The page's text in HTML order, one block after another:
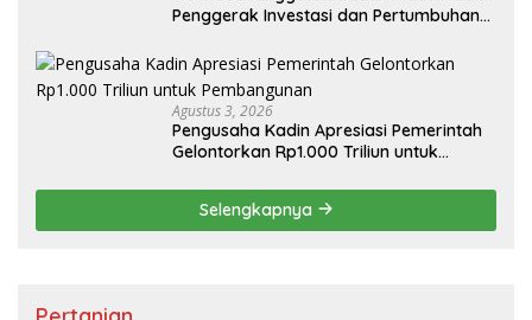
Penggerak Investasi dan Pertumbuhan
Agustus 3, 2026
Pengusaha Kadin Apresiasi Pemerintah
Gelontorkan Rp1.000 Triliun untuk
Selengkapnya